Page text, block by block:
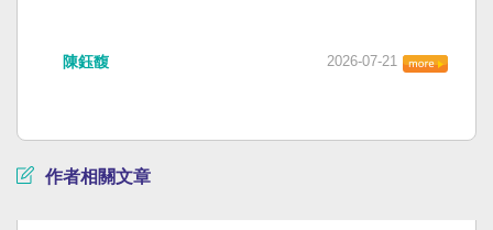
陳鈺馥 2026-07-21
作者相關文章